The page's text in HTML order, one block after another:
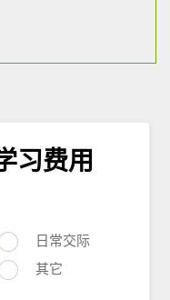
习费用
日常交际
其它